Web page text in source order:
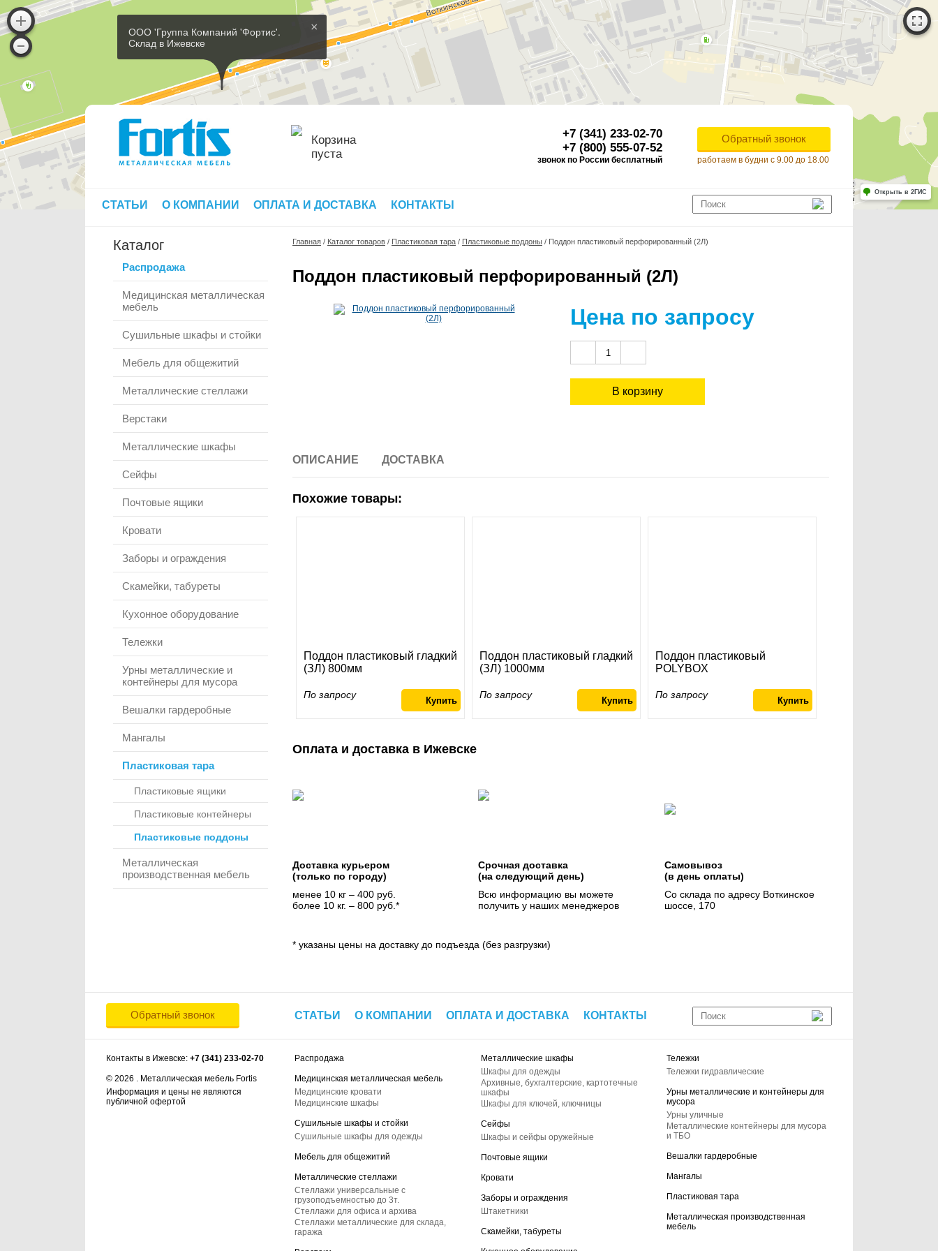
×
ООО 'Группа Компаний 'Фортис'.
Склад в Ижевске
Работает на API 2ГИС
Лицензионное соглашение
Для корректной работы Raster JS API нужен ключ. Помощь: api@2gis.ru
Открыть в 2ГИС
Корзина
пуста
+7 (341) 233-02-70
+7 (800) 555-07-52
звонок по России бесплатный
Обратный звонок
работаем в будни с 9.00 до 18.00
СТАТЬИ О КОМПАНИИ ОПЛАТА И ДОСТАВКА КОНТАКТЫ
Каталог
Распродажа
Медицинская металлическая
мебель
Сушильные шкафы и стойки
Мебель для общежитий
Металлические стеллажи
Верстаки
Металлические шкафы
Сейфы
Почтовые ящики
Кровати
Заборы и ограждения
Скамейки, табуреты
Кухонное оборудование
Тележки
Урны металлические и
контейнеры для мусора
Вешалки гардеробные
Мангалы
Пластиковая тара
Пластиковые ящики
Пластиковые контейнеры
Пластиковые поддоны
Металлическая
производственная мебель
Главная / Каталог товаров / Пластиковая тара / Пластиковые поддоны / Поддон пластиковый перфорированный (2Л)
Поддон пластиковый перфорированный (2Л)
Цена по запросу
ОПИСАНИЕ ДОСТАВКА
Похожие товары:
Поддон пластиковый гладкий
(ЗЛ) 800мм
По запросу
Поддон пластиковый гладкий
(ЗЛ) 1000мм
По запросу
Поддон пластиковый
POLYBOX
По запросу
Оплата и доставка в Ижевске
Доставка курьером
(только по городу)
менее 10 кг – 400 руб.
более 10 кг. – 800 руб.*
Срочная доставка
(на следующий день)
Всю информацию вы можете
получить у наших менеджеров
Самовывоз
(в день оплаты)
Со склада по адресу Воткинское
шоссе, 170
* указаны цены на доставку до подъезда (без разгрузки)
Обратный звонок СТАТЬИ О КОМПАНИИ ОПЛАТА И ДОСТАВКА КОНТАКТЫ
Контакты в Ижевске: +7 (341) 233-02-70
© 2026 . Металлическая мебель Fortis
Информация и цены не являются
публичной офертой
Распродажа
Медицинская металлическая мебель
Медицинские кровати
Медицинские шкафы
Сушильные шкафы и стойки
Сушильные шкафы для одежды
Мебель для общежитий
Металлические стеллажи
Стеллажи универсальные с
грузоподъемностью до 3т.
Стеллажи для офиса и архива
Стеллажи металлические для склада,
гаража
Металлические шкафы
Шкафы для одежды
Архивные, бухгалтерские, картотечные
шкафы
Шкафы для ключей, ключницы
Сейфы
Шкафы и сейфы оружейные
Почтовые ящики
Кровати
Заборы и ограждения
Штакетники
Скамейки, табуреты
Тележки
Тележки гидравлические
Урны металлические и контейнеры для
мусора
Урны уличные
Металлические контейнеры для мусора
и ТБО
Вешалки гардеробные
Мангалы
Пластиковая тара
Металлическая производственная
мебель